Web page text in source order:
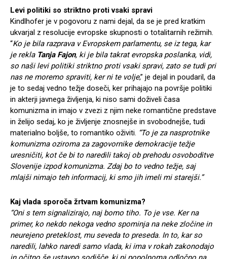
Levi politiki so striktno proti vsaki spravi
Kindlhofer je v pogovoru z nami dejal, da se je pred kratkim
ukvarjal z resolucije evropske skupnosti o totalitarnih režimih.
“Ko je bila razprava v Evropskem parlamentu, se iz tega, kar
je rekla Tanja Fajon, ki je bila takrat evropska poslanka, vidi,
so naši levi politiki striktno proti vsaki spravi, zato se tudi pri
nas ne moremo spraviti, ker ni te volje,” je dejal in poudaril, da
je to sedaj vedno težje doseči, ker prihajajo na površje politiki
in akterji javnega življenja, ki niso sami doživeli časa
komunizma in imajo v zvezi z njim neke romantične predstave
in želijo sedaj, ko je življenje znosnejše in svobodnejše, tudi
materialno boljše, to romantiko oživiti. “To je za nasprotnike
komunizma oziroma za zagovornike demokracije težje
uresničiti, kot če bi to naredili takoj ob prehodu osvoboditve
Slovenije izpod komunizma. Zdaj bo to vedno težje, saj
mlajši nimajo teh informacij, ki smo jih imeli mi starejši.”
Kaj vlada sporoča žrtvam komunizma?
“Oni s tem signalizirajo, naj bomo tiho. To je vse. Ker na
primer, ko nekdo nekoga vedno spominja na neke zločine in
neurejeno preteklost, mu seveda to preseda. In to, kar so
naredili, lahko naredi samo vlada, ki ima v rokah zakonodajo